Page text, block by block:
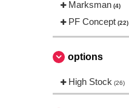
Marksman (4)
PF Concept (22)
options
High Stock (26)